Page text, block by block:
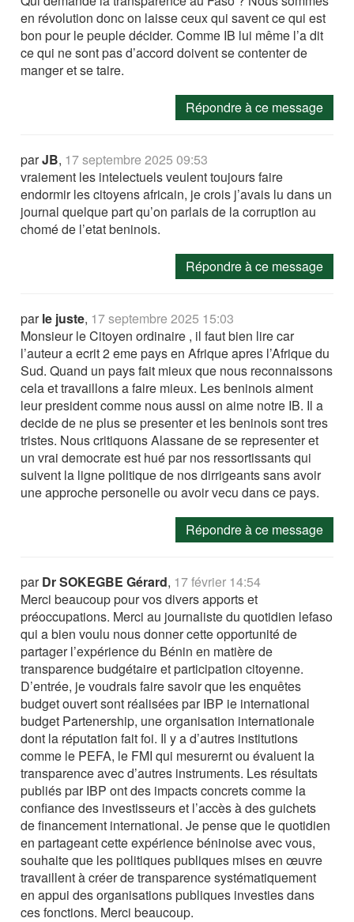
en révolution donc on laisse ceux qui savent ce qui est
bon pour le peuple décider. Comme IB lui même l’a dit
ce qui ne sont pas d’accord doivent se contenter de
manger et se taire.
Répondre à ce message
parJB, 17 septembre 2025 09:53
vraiement les intelectuels veulent toujours faire
endormir les citoyens africain, je crois j’avais lu dans un
journal quelque part qu’on parlais de la corruption au
chomé de l’etat beninois.
Répondre à ce message
parle juste, 17 septembre 2025 15:03
Monsieur le Citoyen ordinaire , il faut bien lire car
l’auteur a ecrit 2 eme pays en Afrique apres l’Afrique du
Sud. Quand un pays fait mieux que nous reconnaissons
cela et travaillons a faire mieux. Les beninois aiment
leur president comme nous aussi on aime notre IB. Il a
decide de ne plus se presenter et les beninois sont tres
tristes. Nous critiquons Alassane de se representer et
un vrai democrate est hué par nos ressortissants qui
suivent la ligne politique de nos dirrigeants sans avoir
une approche personelle ou avoir vecu dans ce pays.
Répondre à ce message
parDr SOKEGBE Gérard, 17 février 14:54
Merci beaucoup pour vos divers apports et
préoccupations. Merci au journaliste du quotidien lefaso
qui a bien voulu nous donner cette opportunité de
partager l’expérience du Bénin en matière de
transparence budgétaire et participation citoyenne.
D’entrée, je voudrais faire savoir que les enquêtes
budget ouvert sont réalisées par IBP ie international
budget Partenership, une organisation internationale
dont la réputation fait foi. Il y a d’autres institutions
comme le PEFA, le FMI qui mesurernt ou évaluent la
transparence avec d’autres instruments. Les résultats
publiés par IBP ont des impacts concrets comme la
confiance des investisseurs et l’accès à des guichets
de financement international. Je pense que le quotidien
en partageant cette expérience béninoise avec vous,
souhaite que les politiques publiques mises en œuvre
travaillent à créer de transparence systématiquement
en appui des organisations publiques investies dans
ces fonctions. Merci beaucoup.